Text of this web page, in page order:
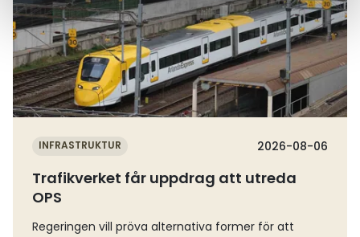
INFRASTRUKTUR 2026-08-06
Trafikverket får uppdrag att utreda
OPS
Regeringen vill pröva alternativa former för att